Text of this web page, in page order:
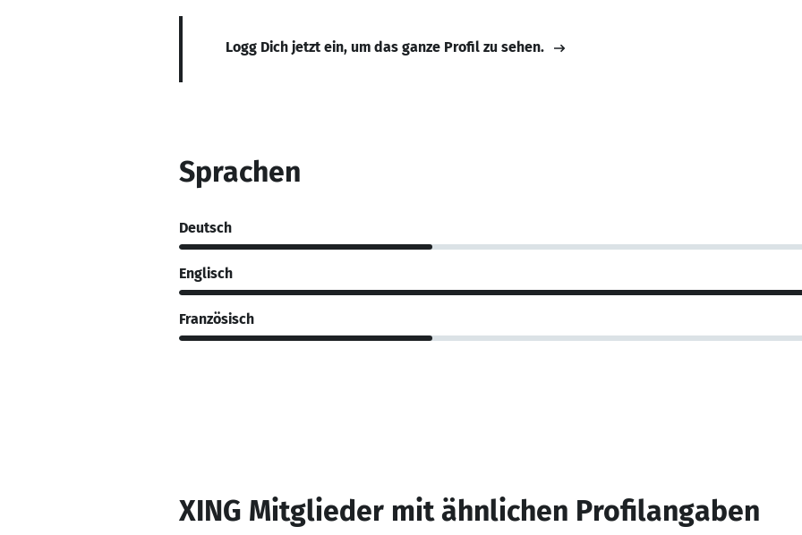
Logg Dich jetzt ein, um das ganze Profil zu sehen.
Sprachen
Deutsch
Englisch
Französisch
XING Mitglieder mit ähnlichen Profilangaben